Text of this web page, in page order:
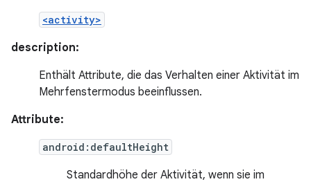
<activity>
description:
Enthält Attribute, die das Verhalten einer Aktivität im
Mehrfenstermodus beeinflussen.
Attribute:
android:defaultHeight
Standardhöhe der Aktivität, wenn sie im